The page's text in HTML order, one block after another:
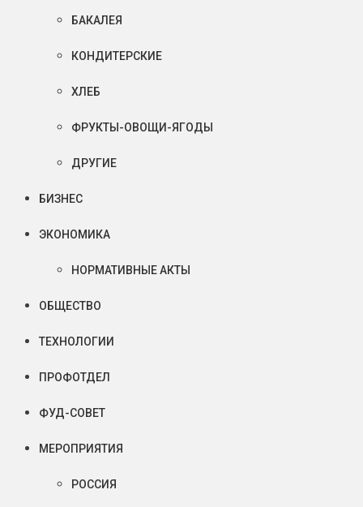
БАКАЛЕЯ
КОНДИТЕРСКИЕ
ХЛЕБ
ФРУКТЫ-ОВОЩИ-ЯГОДЫ
ДРУГИЕ
БИЗНЕС
ЭКОНОМИКА
НОРМАТИВНЫЕ АКТЫ
ОБЩЕСТВО
ТЕХНОЛОГИИ
ПРОФОТДЕЛ
ФУД-СОВЕТ
МЕРОПРИЯТИЯ
РОССИЯ